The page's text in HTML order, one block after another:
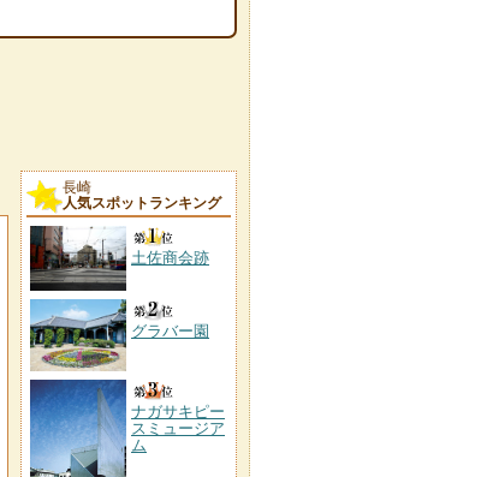
長崎
人気スポットランキング
土佐商会跡
グラバー園
ナガサキピー
スミュージア
ム